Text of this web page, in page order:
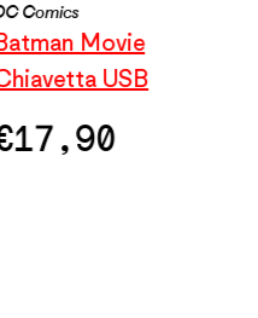
Comics
Movie
USB
17,90